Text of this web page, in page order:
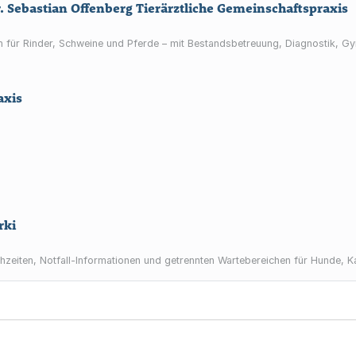
Sebastian Offenberg Tierärztliche Gemeinschaftspraxis
Rinder, Schweine und Pferde – mit Bestandsbetreuung, Diagnostik,
Notfall-Informationen und getrennten Wartebereichen für Hunde,